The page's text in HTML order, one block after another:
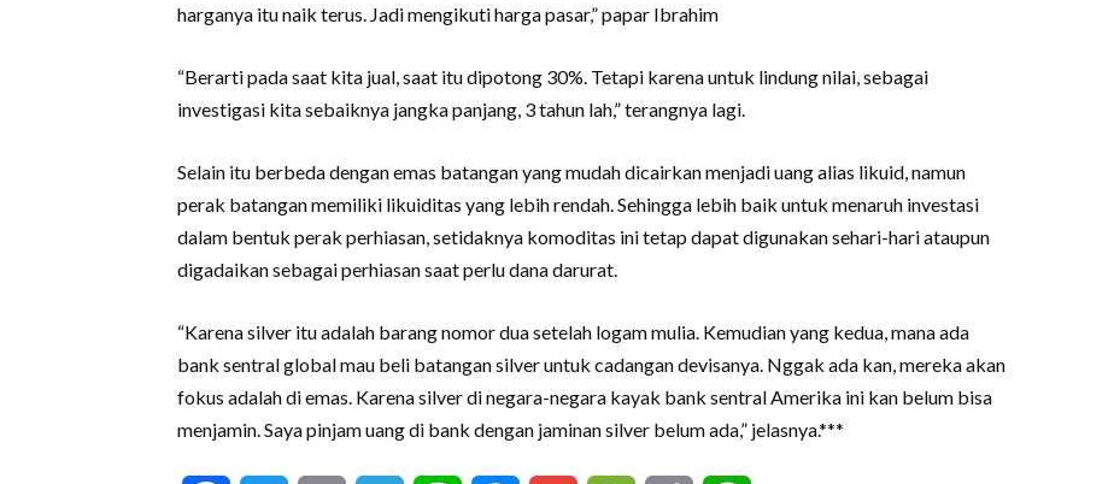
harganya itu naik terus. Jadi mengikuti harga pasar,” papar Ibrahim
“Berarti pada saat kita jual, saat itu dipotong 30%. Tetapi karena untuk lindung nilai, sebagai
investigasi kita sebaiknya jangka panjang, 3 tahun lah,” terangnya lagi.
Selain itu berbeda dengan emas batangan yang mudah dicairkan menjadi uang alias likuid, namun
perak batangan memiliki likuiditas yang lebih rendah. Sehingga lebih baik untuk menaruh investasi
dalam bentuk perak perhiasan, setidaknya komoditas ini tetap dapat digunakan sehari-hari ataupun
digadaikan sebagai perhiasan saat perlu dana darurat.
“Karena silver itu adalah barang nomor dua setelah logam mulia. Kemudian yang kedua, mana ada
bank sentral global mau beli batangan silver untuk cadangan devisanya. Nggak ada kan, mereka akan
fokus adalah di emas. Karena silver di negara-negara kayak bank sentral Amerika ini kan belum bisa
menjamin. Saya pinjam uang di bank dengan jaminan silver belum ada,” jelasnya.***